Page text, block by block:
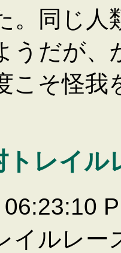
。同じ人
うだが
こそ怪
トレイル
イルレー